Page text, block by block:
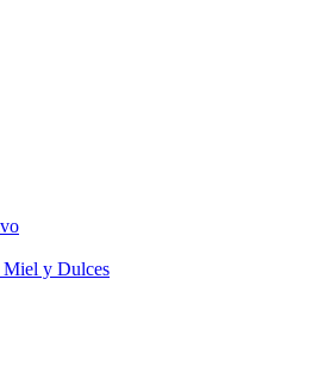
Miel y Dulces